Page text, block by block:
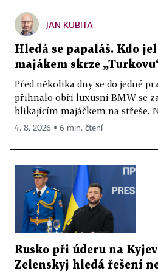
JAN KUBITA
Hledá se papaláš. Kdo
majákem skrze
Před několika dny se do jedné
přihnalo obří luxusní BMW se
blikajícím majáčkem na střeše.
4. 8. 2026 ▪ 6 min. čtení
Rusko při úderu na
Zelenskyj hledá řešení